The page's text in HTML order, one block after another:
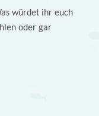
würdet ihr euch
oder gar